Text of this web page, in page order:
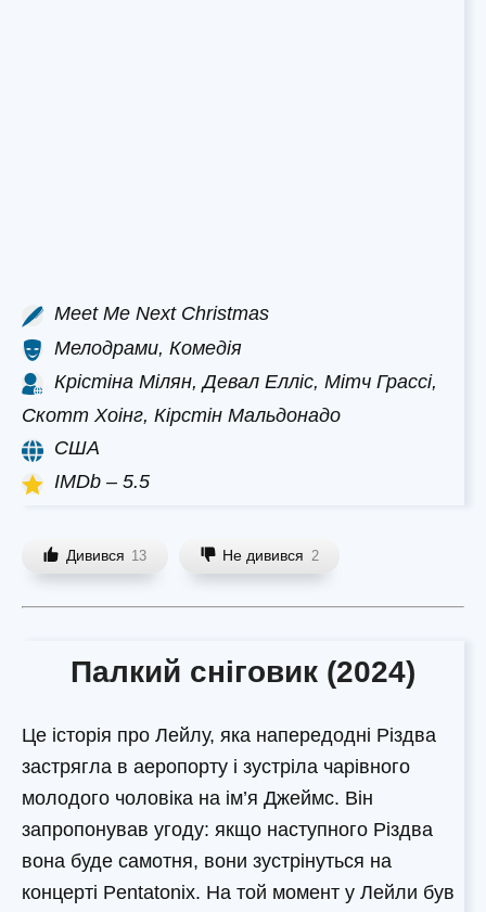
Meet Me Next Christmas
Мелодрами, Комедія
Крістіна Мілян, Девал Елліс, Мітч Грассі,
Скотт Хоінг, Кірстін Мальдонадо
США
IMDb – 5.5
Дивився 13 Не дивився 2
Палкий сніговик (2024)
Це історія про Лейлу, яка напередодні Різдва
застрягла в аеропорту і зустріла чарівного
молодого чоловіка на ім’я Джеймс. Він
запропонував угоду: якщо наступного Різдва
вона буде самотня, вони зустрінуться на
концерті Pentatonix. На той момент у Лейли був